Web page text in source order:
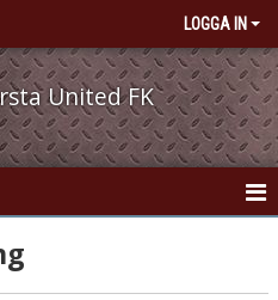
LOGGA IN
United FK